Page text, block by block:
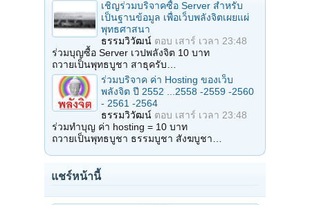
เชิญร่วมบริจาคซื้อ Server สำหรับ
เป็นฐานข้อมูล เพื่อเว็บพลังจิตเผยแผ่
พุทธศาสนา
ธรรมวิวัฒน์ ตอบ เสาร์ เวลา 23:48
ร่วมบุญซื้อ Server เวปพลังจิต 10 บาท
ถวายเป็นพุทธบูชา สาธุครับ…
ร่วมบริจาค ค่า Hosting ของเว็บ
พลังจิต ปี 2552 ...2558 -2559 -2560
- 2561 -2564
ธรรมวิวัฒน์ ตอบ เสาร์ เวลา 23:48
ร่วมทำบุญ ค่า hosting = 10 บาท
ถวายเป็นพุทธบูชา ธรรมบูชา สังฆบูชา…
แชร์หน้านี้